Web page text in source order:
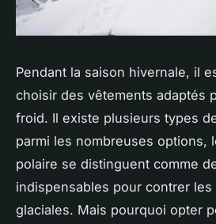
Pendant la saison hivernale, il
choisir des vêtements adaptés
froid. Il existe plusieurs types
parmi les nombreuses options,
polaire se distinguent comme
indispensables pour contrer les
glaciales. Mais pourquoi opter